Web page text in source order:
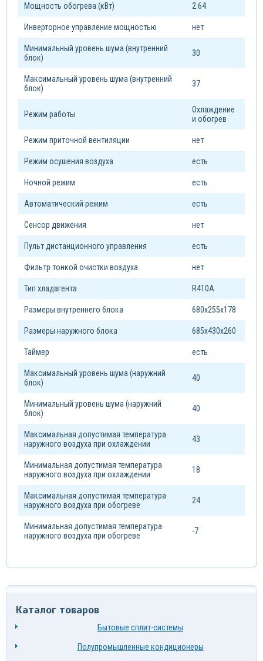
Мощность обогрева (кВт) 2.64
Инверторное управление мощностью нет
Минимальный уровень шума (внутренний
блок)
30
Максимальный уровень шума (внутренний
блок)
37
Режим работы
Охлаждение
и обогрев
Режим приточной вентиляции нет
Режим осушения воздуха есть
Ночной режим есть
Автоматический режим есть
Сенсор движения нет
Пульт дистанционного управления есть
Фильтр тонкой очистки воздуха нет
Тип xладагента R410A
Размеры внутреннего блока 680х255х178
Размеры наружного блока 685х430х260
Таймер есть
Максимальный уровень шума (наружний
блок)
40
Минимальный уровень шума (наружний
блок)
40
Максимальная допустимая температура
наружного воздуха при охлаждении
43
Минимальная допустимая температура
наружного воздуха при охлаждении
18
Максимальная допустимая температура
наружного воздуха при обогреве
24
Минимальная допустимая температура
наружного воздуха при обогреве
-7
Каталог товаров
Бытовые сплит-системы
Полупромышленные кондиционеры